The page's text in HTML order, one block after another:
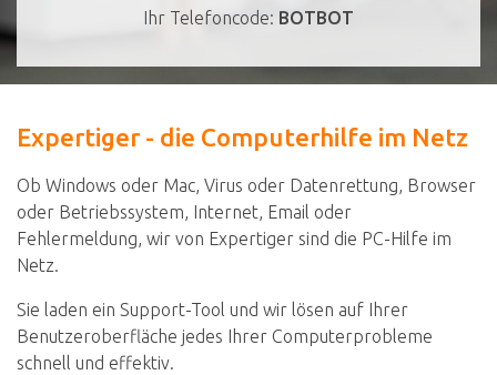
Ihr Telefoncode: BOTBOT
Expertiger - die Computerhilfe im Netz
Ob Windows oder Mac, Virus oder Datenrettung, Browser
oder Betriebssystem, Internet, Email oder
Fehlermeldung, wir von Expertiger sind die PC-Hilfe im
Netz.
Sie laden ein Support-Tool und wir lösen auf Ihrer
Benutzeroberfläche jedes Ihrer Computerprobleme
schnell und effektiv.